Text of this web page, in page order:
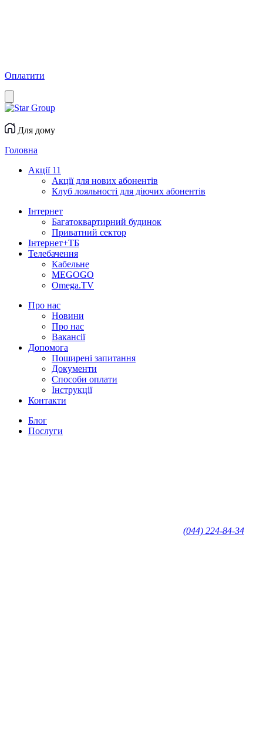
Оплатити
Для дому
Головна
Акції 11
Акції для нових абонентів
Клуб лояльності для діючих абонентів
Інтернет
Багатоквартирний будинок
Приватний сектор
Інтернет+ТБ
Телебачення
Кабельне
MEGOGO
Omega.TV
Про нас
Новини
Про нас
Вакансії
Допомога
Поширені запитання
Документи
Способи оплати
Інструкції
Контакти
Блог
Послуги
(044) 224-84-34